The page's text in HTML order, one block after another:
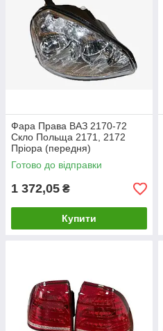
Фара Права ВАЗ 2170-72
Скло Польща 2171, 2172
Пріора (передня)
Готово до відправки
1 372,05 ₴
Купити